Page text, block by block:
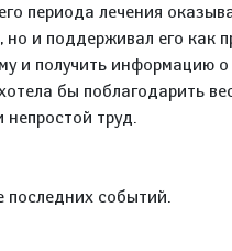
периода лечения
и поддерживал его как
и получить информацию
бы поблагодарить
труд.
последних событий.